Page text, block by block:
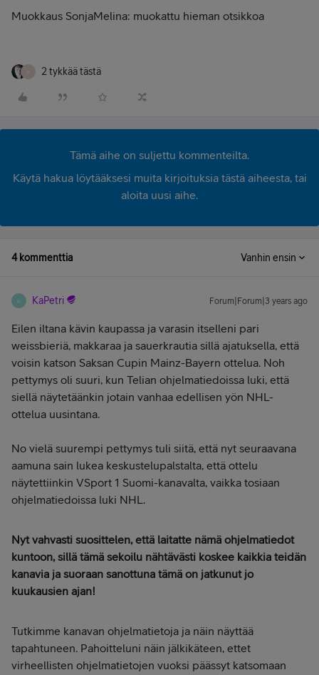
Muokkaus SonjaMelina: muokattu hieman otsikkoa
2 tykkää tästä
Tämä aihe on suljettu kommenteilta.
Käytä hakua löytääksesi muita kirjoituksia tästä aiheesta, tai
aloita uusi aihe.
4 kommenttia Vanhin ensin
K KaPetri Forum|Forum|3 years ago
Eilen iltana kävin kaupassa ja varasin itselleni pari
weissbieriä, makkaraa ja sauerkrautia sillä ajatuksella, että
voisin katson Saksan Cupin Mainz-Bayern ottelua. Noh
pettymys oli suuri, kun Telian ohjelmatiedoissa luki, että
siellä näytetäänkin jotain vanhaa edellisen yön NHL-
ottelua uusintana.
No vielä suurempi pettymys tuli siitä, että nyt seuraavana
aamuna sain lukea keskustelupalstalta, että ottelu
näytettiinkin VSport 1 Suomi-kanavalta, vaikka tosiaan
ohjelmatiedoissa luki NHL.
Nyt vahvasti suosittelen, että laitatte nämä ohjelmatiedot
kuntoon, sillä tämä sekoilu nähtävästi koskee kaikkia teidän
kanavia ja suoraan sanottuna tämä on jatkunut jo
kuukausien ajan!
Tutkimme kanavan ohjelmatietoja ja näin näyttää
tapahtuneen. Pahoitteluni näin jälkikäteen, ettet
virheellisten ohjelmatietojen vuoksi päässyt katsomaan